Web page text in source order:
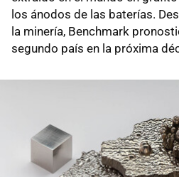
los ánodos de las baterías.
la minería, Benchmark
segundo país en la próxima